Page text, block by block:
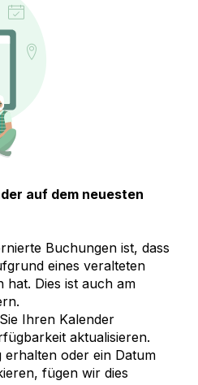
auf dem neuesten
Buchungen ist, dass
eines veralteten
hat. Dies ist auch am
Ihren Kalender
aktualisieren.
erhalten oder ein Datum
fügen wir dies